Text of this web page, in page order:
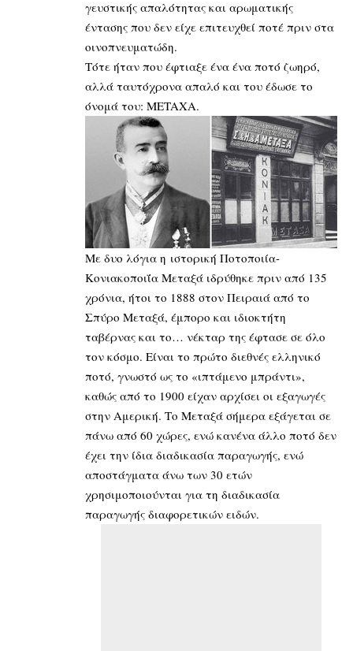
γευστικής απαλότητας και αρωματικής
έντασης που δεν είχε επιτευχθεί ποτέ πριν στα
οινοπνευματώδη.
Τότε ήταν που έφτιαξε ένα ένα ποτό ζωηρό,
αλλά ταυτόχρονα απαλό και του έδωσε το
όνομά του: METAXA.
Με δυο λόγια η ιστορική Ποτοποιία-
Κονιακοποιΐα Μεταξά ιδρύθηκε πριν από 135
χρόνια, ήτοι το 1888 στον Πειραιά από το
Σπύρο Μεταξά, έμπορο και ιδιοκτήτη
ταβέρνας και το… νέκταρ της έφτασε σε όλο
τον κόσμο. Είναι το πρώτο διεθνές ελληνικό
ποτό, γνωστό ως το «ιπτάμενο μπράντι»,
καθώς από το 1900 είχαν αρχίσει οι εξαγωγές
στην Αμερική. Το Μεταξά σήμερα εξάγεται σε
πάνω από 60 χώρες, ενώ κανένα άλλο ποτό δεν
έχει την ίδια διαδικασία παραγωγής, ενώ
αποστάγματα άνω των 30 ετών
χρησιμοποιούνται για τη διαδικασία
παραγωγής διαφορετικών ειδών.